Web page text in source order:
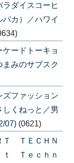
ダイスコーヒ
カ）／ハワイ
ケードトーキョ
みのサブスク
ズファッション
くねっと／男
07) (0621)
Ｔ ＴＥＣＨＮ
ｔ Ｔｅｃｈｎ